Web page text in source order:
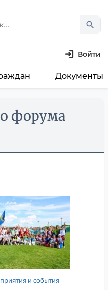
search
Войти
Документы
форума
и события